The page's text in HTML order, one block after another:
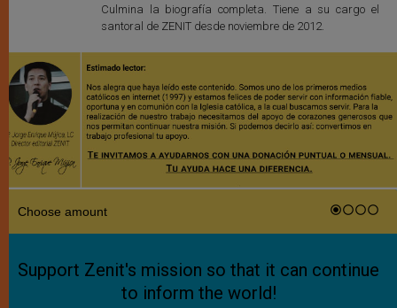
Culmina la biografía completa. Tiene a su cargo el
santoral de ZENIT desde noviembre de 2012.